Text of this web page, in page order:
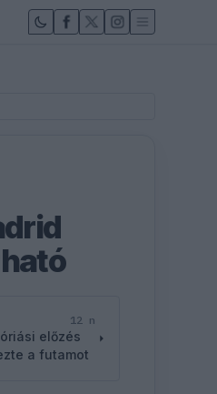
12 n
előzés
a futamot